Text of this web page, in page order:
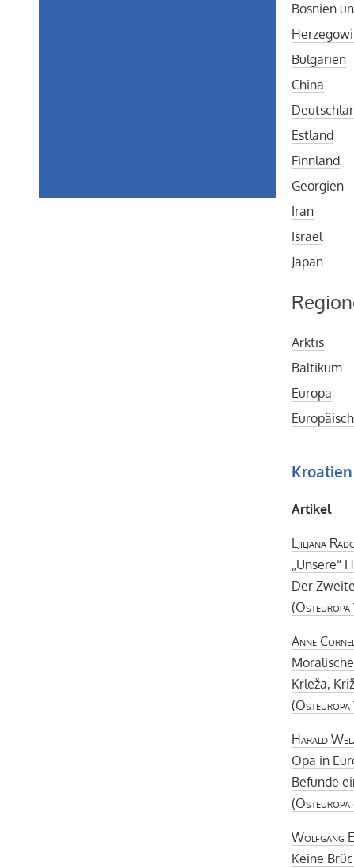
Bosnien
Bulgarien
China
Estland
Finnland
Georgien
Iran
Israel
Japan
Arktis
Baltikum
Europa
Kroatien
Artikel
Ljiljana
„Unsere“
Der
(Osteuropa
Anne
Krleža,
(Osteuropa
Harald
Opa in
Befunde
(Osteuropa
Wolfgang
Keine